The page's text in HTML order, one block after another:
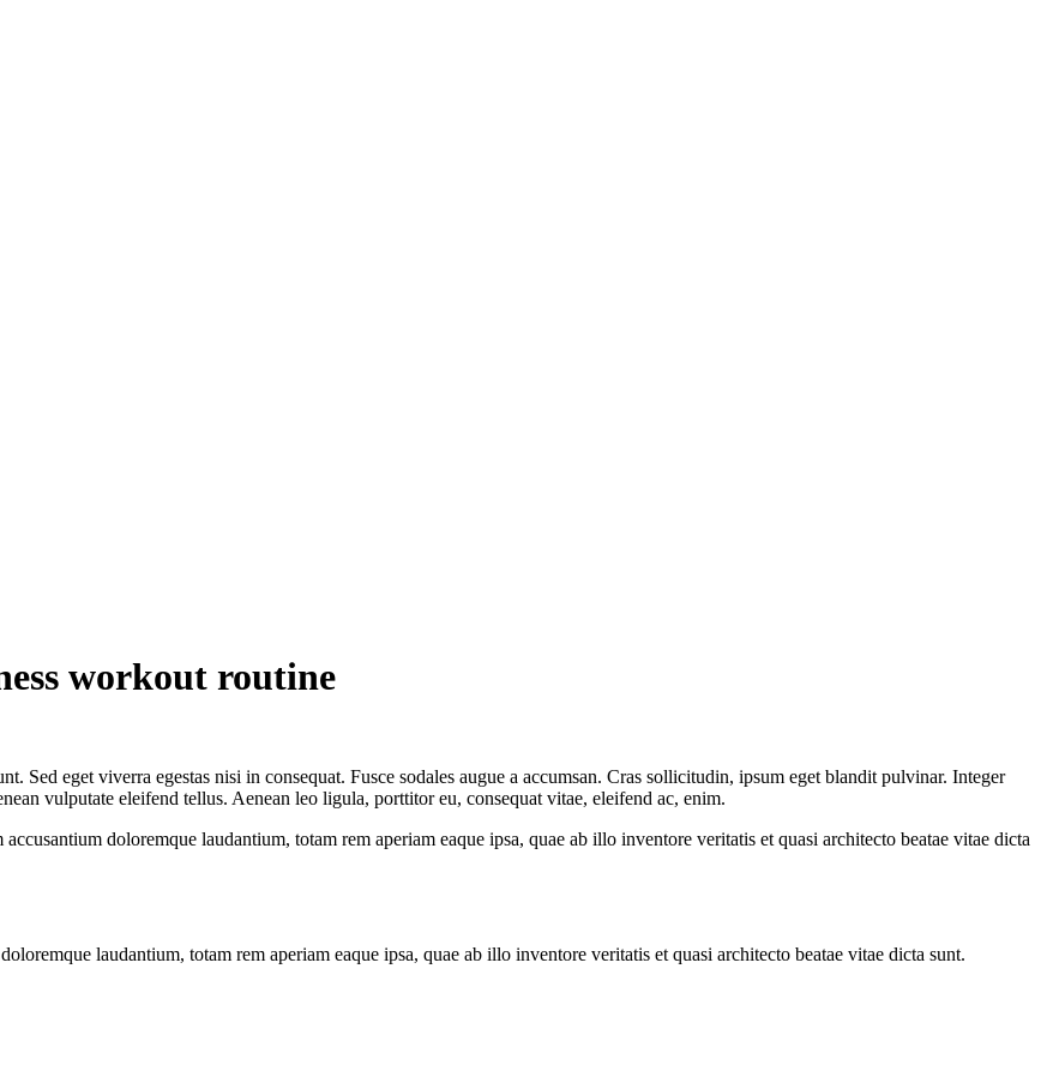
workout routine
Sed eget viverra egestas nisi in consequat. Fusce sodales augue a accumsan. Cras sollicitudin, ipsum eget blandit pulvinar. Integer
vulputate eleifend tellus. Aenean leo ligula, porttitor eu, consequat vitae, eleifend ac, enim.
doloremque laudantium, totam rem aperiam eaque ipsa, quae ab illo inventore veritatis et quasi architecto beatae vitae dicta
laudantium, totam rem aperiam eaque ipsa, quae ab illo inventore veritatis et quasi architecto beatae vitae dicta sunt.